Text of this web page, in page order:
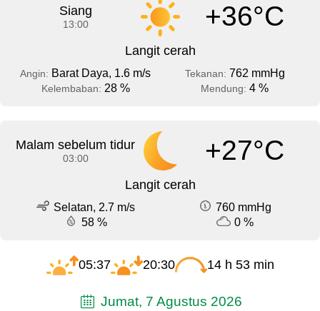
Siang
13:00 +36°C
Langit cerah
Angin: Barat Daya, 1.6 m/s Tekanan: 762 mmHg
Kelembaban: 28 % Mendung: 4 %
Malam sebelum tidur
03:00 +27°C
Langit cerah
Selatan, 2.7 m/s
760 mmHg
58 %
0 %
05:37 20:30 14 h 53 min
Jumat, 7 Agustus 2026